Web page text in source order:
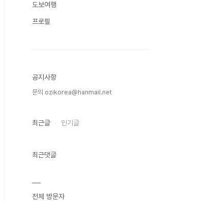
도보여행
프로필
공지사항
문의 ozikorea@hanmail.net
최근글 인기글
최근댓글
전체 방문자